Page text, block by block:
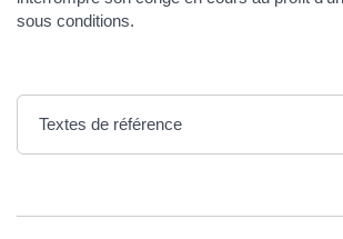
sous conditions.
Textes de référence